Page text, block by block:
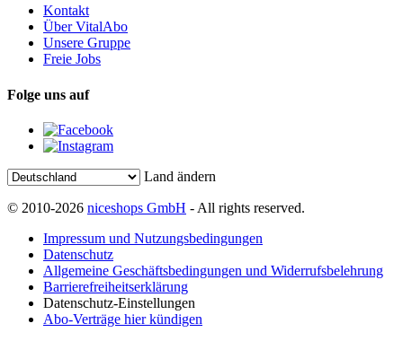
Kontakt
Über VitalAbo
Unsere Gruppe
Freie Jobs
Folge uns auf
Land ändern
© 2010-2026 niceshops GmbH - All rights reserved.
Impressum und Nutzungsbedingungen
Datenschutz
Allgemeine Geschäftsbedingungen und Widerrufsbelehrung
Barrierefreiheitserklärung
Datenschutz-Einstellungen
Abo-Verträge hier kündigen